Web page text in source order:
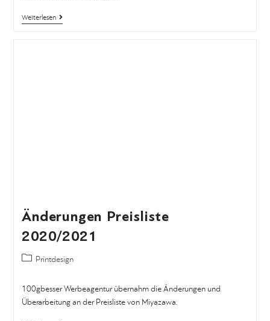
Weiterlesen
Änderungen Preisliste
2020/2021
Printdesign
100gbesser Werbeagentur übernahm die Änderungen und
Überarbeitung an der Preisliste von Miyazawa.